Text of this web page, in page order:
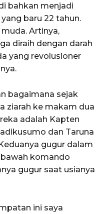
bahkan menjadi
baru 22 tahun.
Artinya,
diraih dengan darah
yang revolusioner
bagaimana sejak
ziarah ke makam dua
adalah Kapten
dan Taruna
gugur dalam
komando
gugur saat usianya
ini saya